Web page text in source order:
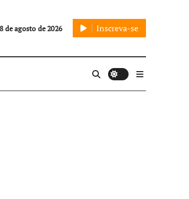
8 de agosto de 2026 Inscreva-se